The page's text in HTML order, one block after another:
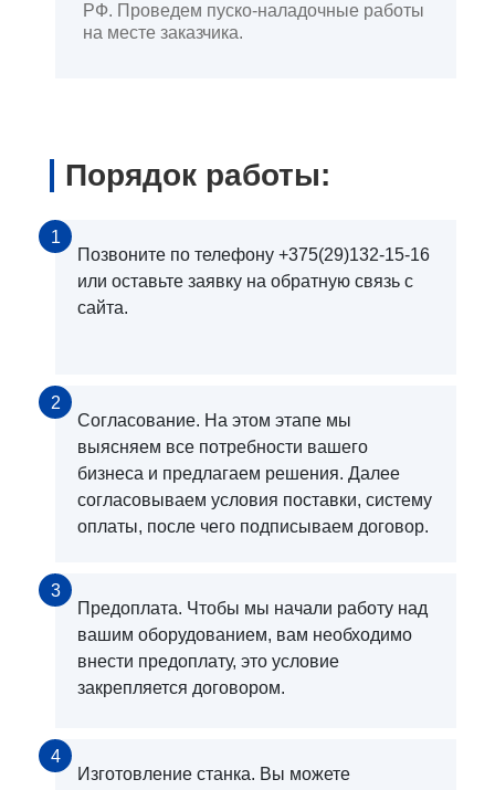
РФ. Проведем пуско-наладочные работы
на месте заказчика.
Порядок работы:
1
Позвоните по телефону +375(29)132-15-16
или оставьте заявку на обратную связь с
сайта.
2
Согласование. На этом этапе мы
выясняем все потребности вашего
бизнеса и предлагаем решения. Далее
согласовываем условия поставки, систему
оплаты, после чего подписываем договор.
3
Предоплата. Чтобы мы начали работу над
вашим оборудованием, вам необходимо
внести предоплату, это условие
закрепляется договором.
4
Изготовление станка. Вы можете